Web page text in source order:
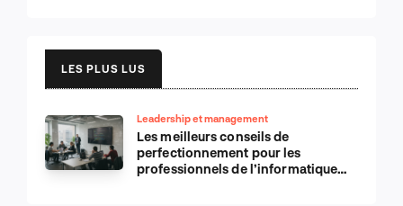
LES PLUS LUS
Leadership et management
Les meilleurs conseils de
perfectionnement pour les
professionnels de l’informatique